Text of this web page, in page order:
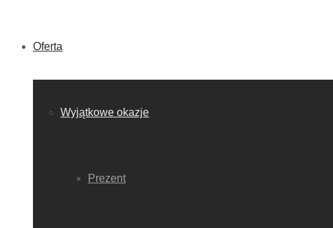
Oferta
Wyjątkowe okazje
Prezent